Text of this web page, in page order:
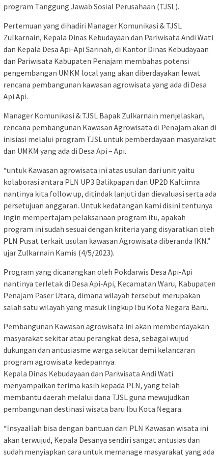
program Tanggung Jawab Sosial Perusahaan (TJSL).
Pertemuan yang dihadiri Manager Komunikasi & TJSL
Zulkarnain, Kepala Dinas Kebudayaan dan Pariwisata Andi Wati
dan Kepala Desa Api-Api Sarinah, di Kantor Dinas Kebudayaan
dan Pariwisata Kabupaten Penajam membahas potensi
pengembangan UMKM local yang akan diberdayakan lewat
rencana pembangunan kawasan agrowisata yang ada di Desa
Api Api.
Manager Komunikasi & TJSL Bapak Zulkarnain menjelaskan,
rencana pembangunan Kawasan Agrowisata di Penajam akan di
inisiasi melalui program TJSL untuk pemberdayaan masyarakat
dan UMKM yang ada di Desa Api – Api.
“untuk Kawasan agrowisata ini atas usulan dari unit yaitu
kolaborasi antara PLN UP3 Balikpapan dan UP2D Kaltimra
nantinya kita follow up, ditindak lanjuti dan dievaluasi serta ada
persetujuan anggaran. Untuk kedatangan kami disini tentunya
ingin mempertajam pelaksanaan program itu, apakah
program ini sudah sesuai dengan kriteria yang disyaratkan oleh
PLN Pusat terkait usulan kawasan Agrowisata diberanda IKN.”
ujar Zulkarnain Kamis (4/5/2023).
Program yang dicanangkan oleh Pokdarwis Desa Api-Api
nantinya terletak di Desa Api-Api, Kecamatan Waru, Kabupaten
Penajam Paser Utara, dimana wilayah tersebut merupakan
salah satu wilayah yang masuk lingkup Ibu Kota Negara Baru.
Pembangunan Kawasan agrowisata ini akan memberdayakan
masyarakat sekitar atau perangkat desa, sebagai wujud
dukungan dan antusiasme warga sekitar demi kelancaran
program agrowisata kedepannya.
Kepala Dinas Kebudayaan dan Pariwisata Andi Wati
menyampaikan terima kasih kepada PLN, yang telah
membantu daerah melalui dana TJSL guna mewujudkan
pembangunan destinasi wisata baru Ibu Kota Negara.
“Insyaallah bisa dengan bantuan dari PLN Kawasan wisata ini
akan terwujud, Kepala Desanya sendiri sangat antusias dan
sudah menyiapkan cara untuk memanage masyarakat yang ada